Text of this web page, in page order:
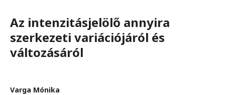
Az intenzitásjelölő annyira
szerkezeti variációjáról és
változásáról
Varga Mónika